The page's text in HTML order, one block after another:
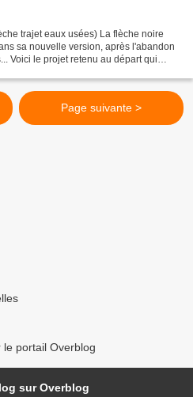
trajet eaux usées) La flèche noire
sa nouvelle version, après l'abandon
Voici le projet retenu au départ qui
Page suivante >
portail Overblog
sur Overblog